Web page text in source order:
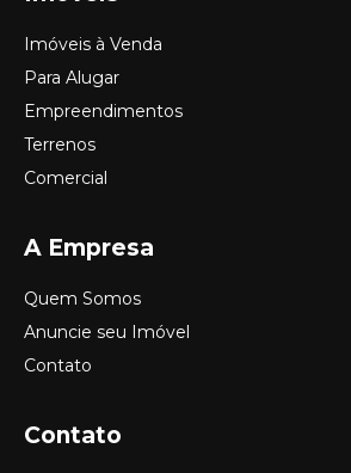
Imóveis à Venda
Para Alugar
Empreendimentos
Terrenos
Comercial
A Empresa
Quem Somos
Anuncie seu Imóvel
Contato
Contato